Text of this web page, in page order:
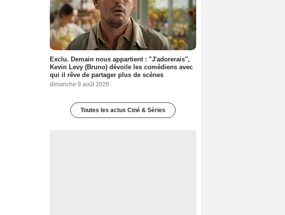
Exclu. Demain nous appartient : "J'adorerais",
Kevin Levy (Bruno) dévoile les comédiens avec
qui il rêve de partager plus de scènes
dimanche 9 août 2026
Toutes les actus Ciné & Séries